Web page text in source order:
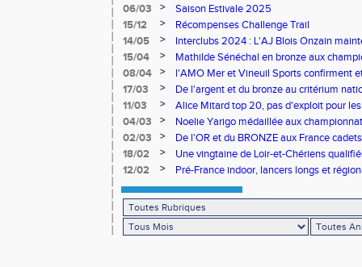
06/03
>
Saison Estivale 2025
15/12
>
Récompenses Challenge Trail
14/05
>
Interclubs 2024 : L'AJ Blois Onzain
Romorantin en N2B
15/04 >
Mathilde Sénéchal en bronze aux
08/04
>
l'AMO Mer et Vineuil Sports confirment
benjamins
17/03 >
De l'argent et du bronze au critérium
11/03
>
Alice Mitard top 20, pas d'exploit pour
04/03
>
Noelie Yarigo médaillée aux
02/03
>
De l'OR et du BRONZE aux France
18/02
>
Une vingtaine de Loir-et-Chériens
12/02
> Pré-France indoor, lancers longs et